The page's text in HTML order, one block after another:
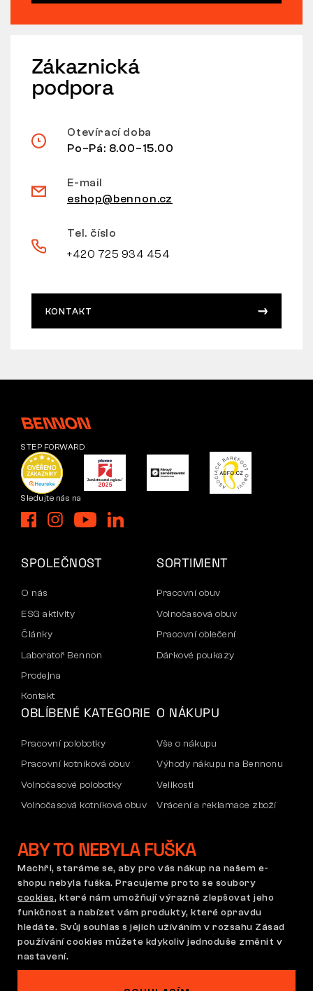
Zákaznická
podpora
Otevírací doba
Po–Pá: 8.00–15.00
E-mail
eshop@bennon.cz
Tel. číslo
+420 725 934 454
KONTAKT
STEP FORWARD
Sledujte nás na
SPOLEČNOST
O nás
ESG aktivity
Články
Laboratoř Bennon
Prodejna
Kontakt
SORTIMENT
Pracovní obuv
Volnočasová obuv
Pracovní oblečení
Dárkové poukazy
OBLÍBENÉ KATEGORIE
Pracovní polobotky
Pracovní kotníková obuv
Volnočasové polobotky
Volnočasová kotníková obuv
Mikiny
O NÁKUPU
Vše o nákupu
Výhody nákupu na Bennonu
Velikosti
Vrácení a reklamace zboží
Firemní účet
Reklamace a záruka
Obchodní podmínky
Reklamační řád
Nastavení cookies
GDPR
ABY TO NEBYLA FUŠKA
Machři, staráme se, aby pro vás nákup na našem e-
shopu nebyla fuška. Pracujeme proto se soubory
cookies, které nám umožňují výrazně zlepšovat jeho
funkčnost a nabízet vám produkty, které opravdu
hledáte. Svůj souhlas s jejich užíváním v rozsahu Zásad
používání cookies můžete kdykoliv jednoduše změnit v
nastavení.